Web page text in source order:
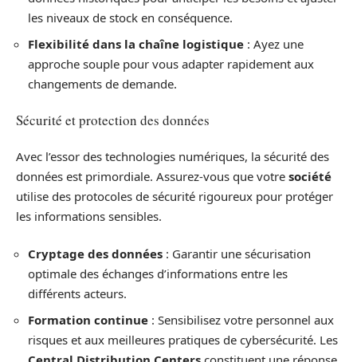
les niveaux de stock en conséquence.
Flexibilité dans la chaîne logistique : Ayez une
approche souple pour vous adapter rapidement aux
changements de demande.
Sécurité et protection des données
Avec l’essor des technologies numériques, la sécurité des
données est primordiale. Assurez-vous que votre société
utilise des protocoles de sécurité rigoureux pour protéger
les informations sensibles.
Cryptage des données : Garantir une sécurisation
optimale des échanges d’informations entre les
différents acteurs.
Formation continue : Sensibilisez votre personnel aux
risques et aux meilleures pratiques de cybersécurité. Les